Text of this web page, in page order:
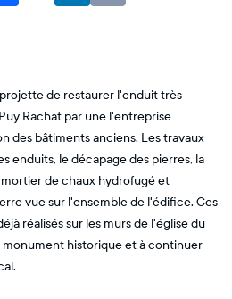
de restaurer l'enduit très
Rachat par une l'entreprise
des bâtiments anciens. Les travaux
enduits, le décapage des pierres, la
de chaux hydrofugé et
vue sur l'ensemble de l'édifice. Ces
réalisés sur les murs de l'église du
monument historique et à continuer